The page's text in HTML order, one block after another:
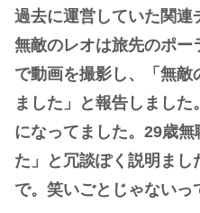
過去に運営していた関連
無敵のレオは旅先のポー
で動画を撮影し、「無敵
ました」と報告しまし
になってました。29歳
た」と冗談ぽく説明ま
で。笑いごとじゃないっ